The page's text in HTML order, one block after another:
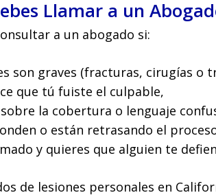
Llamar a un
a un abogado si:
son graves (fracturas, cirugías o
que tú fuiste el culpable,
sobre la cobertura o lenguaje
o están retrasando el
y quieres que alguien te
de lesiones personales en